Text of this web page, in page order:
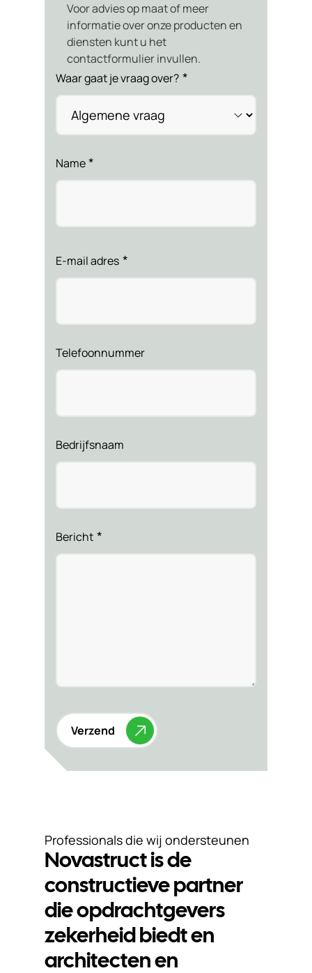
Voor advies op maat of meer
informatie over onze producten en
diensten kunt u het
contactformulier invullen.
Waar gaat je vraag over? *
Name*
E-mail adres *
Telefoonnummer
Bedrijfsnaam
Bericht *
Verzend
Professionals die wij ondersteunen
Novastruct is de
constructieve partner
die opdrachtgevers
zekerheid biedt en
architecten en